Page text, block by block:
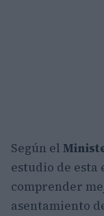
Según el
estudio de
comprender
asentamiento